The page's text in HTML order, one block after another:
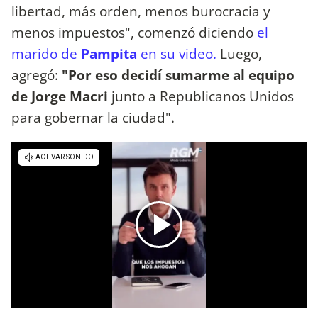
libertad, más orden, menos burocracia y
menos impuestos", comenzó diciendo el
marido de Pampita en su video. Luego,
agregó: "Por eso decidí sumarme al equipo
de Jorge Macri junto a Republicanos Unidos
para gobernar la ciudad".